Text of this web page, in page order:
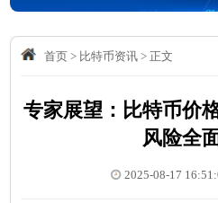
首页> 比特币资讯> 正文
专家展望：比特币价
风险全
2025-08-17